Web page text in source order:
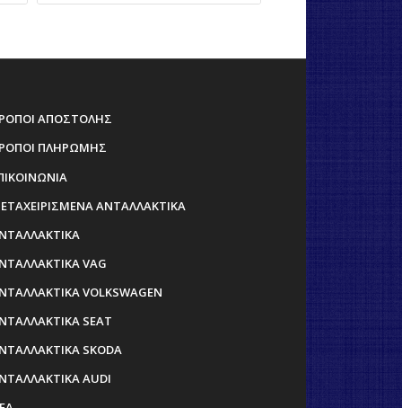
ΑΠΟΣΤΟΛΗΣ
ΠΛΗΡΩΜΗΣ
ΑΝΤΑΛΛΑΚΤΙΚΑ
VAG
VOLKSWAGEN
SEAT
SKODA
AUDI